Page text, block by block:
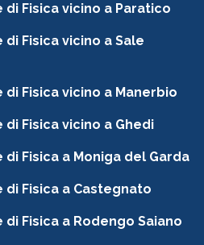
Fisica vicino a Paratico
Fisica vicino a Sale
Fisica vicino a Manerbio
Fisica vicino a Ghedi
Fisica a Moniga del Garda
Fisica a Castegnato
Fisica a Rodengo Saiano